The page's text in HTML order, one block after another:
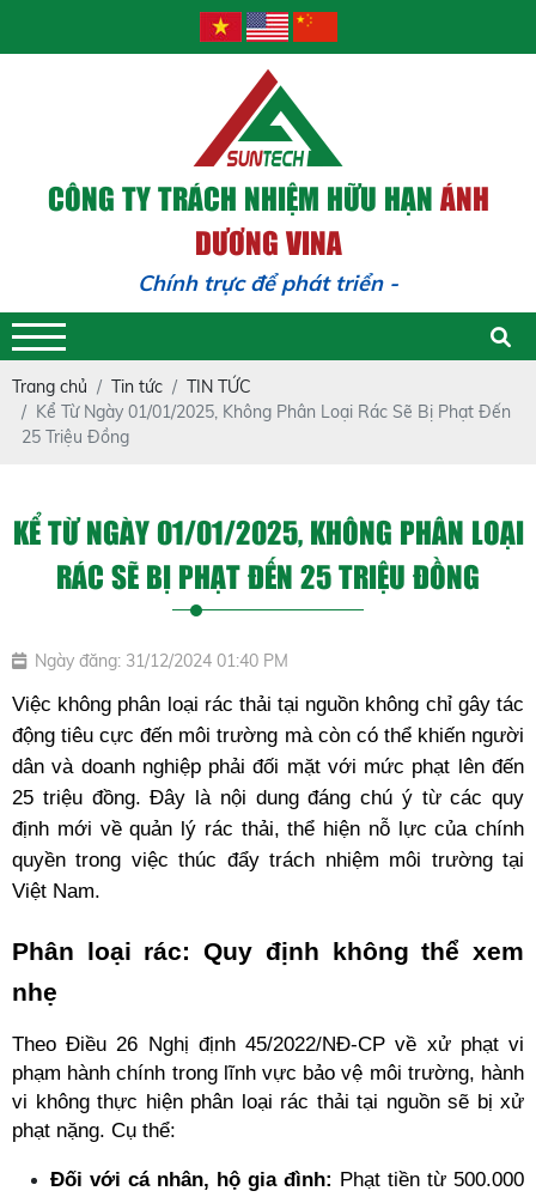
CÔNG TY TRÁCH NHIỆM HỮU HẠNÁNH
DƯƠNG VINA
Chính trực để phát triển - Trách
Trang chủ Tin tức
TIN TỨC
Kể Từ Ngày 01/01/2025, Không Phân Loại Rác Sẽ Bị Phạt Đến
25 Triệu Đồng
KỂ TỪ NGÀY 01/01/2025, KHÔNG PHÂN LOẠI
RÁC SẼ BỊ PHẠT ĐẾN 25 TRIỆU ĐỒNG
Ngày đăng: 31/12/2024 01:40 PM
Việc không phân loại rác thải tại nguồn không chỉ gây tác
động tiêu cực đến môi trường mà còn có thể khiến người
dân và doanh nghiệp phải đối mặt với mức phạt lên đến
25 triệu đồng. Đây là nội dung đáng chú ý từ các quy
định mới về quản lý rác thải, thể hiện nỗ lực của chính
quyền trong việc thúc đẩy trách nhiệm môi trường tại
Việt Nam.
Phân loại rác: Quy định không thể xem
nhẹ
Theo Điều 26 Nghị định 45/2022/NĐ-CP về xử phạt vi
phạm hành chính trong lĩnh vực bảo vệ môi trường, hành
vi không thực hiện phân loại rác thải tại nguồn sẽ bị xử
phạt nặng. Cụ thể:
Đối với cá nhân, hộ gia đình: Phạt tiền từ 500.000